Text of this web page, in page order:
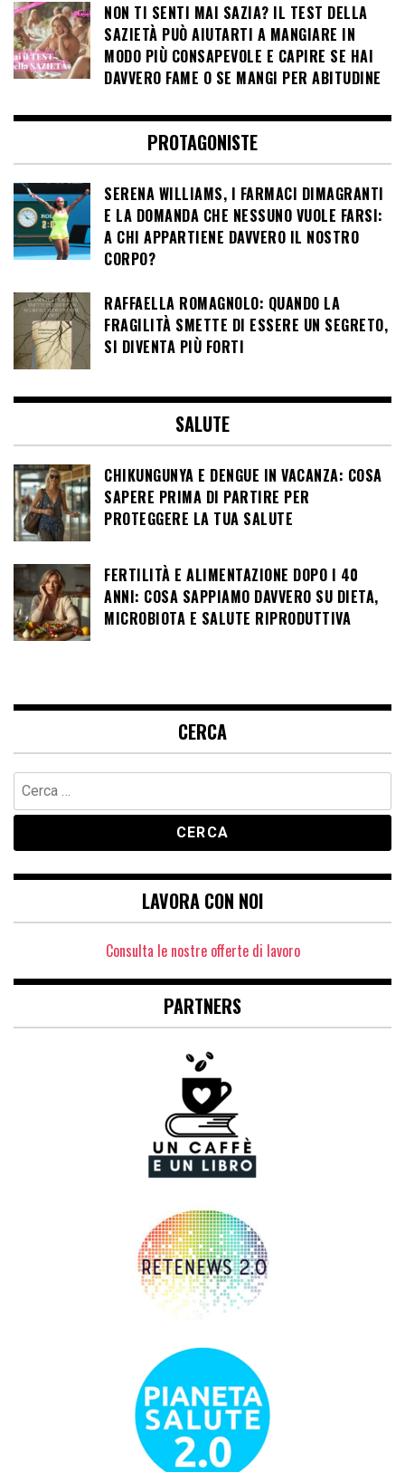
NON TI SENTI MAI SAZIA? IL TEST DELLA
SAZIETÀ PUÒ AIUTARTI A MANGIARE IN
MODO PIÙ CONSAPEVOLE E CAPIRE SE HAI
DAVVERO FAME O SE MANGI PER ABITUDINE
PROTAGONISTE
SERENA WILLIAMS, I FARMACI DIMAGRANTI
E LA DOMANDA CHE NESSUNO VUOLE FARSI:
A CHI APPARTIENE DAVVERO IL NOSTRO
CORPO?
RAFFAELLA ROMAGNOLO: QUANDO LA
FRAGILITÀ SMETTE DI ESSERE UN SEGRETO,
SI DIVENTA PIÙ FORTI
SALUTE
CHIKUNGUNYA E DENGUE IN VACANZA: COSA
SAPERE PRIMA DI PARTIRE PER
PROTEGGERE LA TUA SALUTE
FERTILITÀ E ALIMENTAZIONE DOPO I 40
ANNI: COSA SAPPIAMO DAVVERO SU DIETA,
MICROBIOTA E SALUTE RIPRODUTTIVA
CERCA
Ricerca
per:
LAVORA CON NOI
Consulta le nostre offerte di lavoro
PARTNERS